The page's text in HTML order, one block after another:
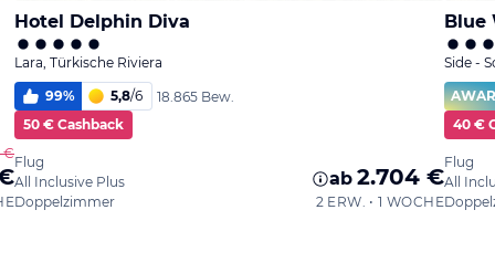
€
Hotel Delphin Diva
Lara, Türkische Riviera
99% 5,8/6
18.865 Bew.
50 € Cashback
Flug
All Inclusive Plus
Doppelzimmer
ab 2.704 €
2 ERW. • 1 WOCHE
Blue
Side -
40 €
Flug
All